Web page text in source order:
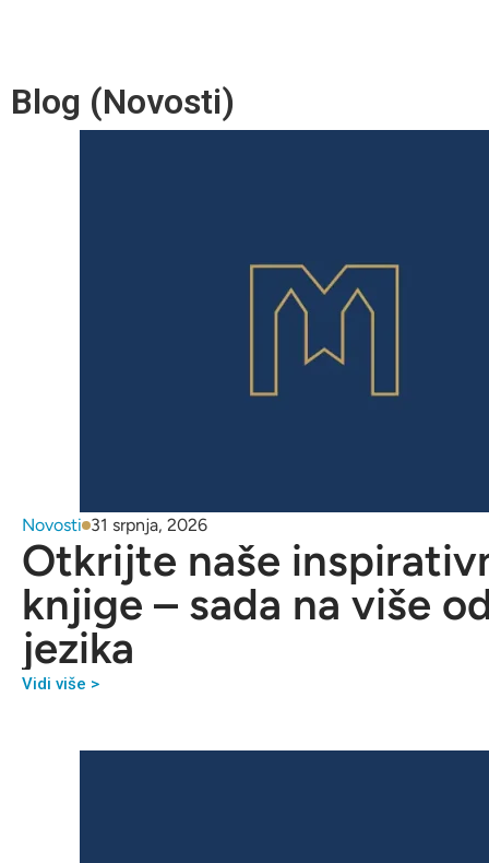
Blog (Novosti)
Novosti 31 srpnja, 2026
Otkrijte naše
knjige – sada na više
jezika
Vidi više >